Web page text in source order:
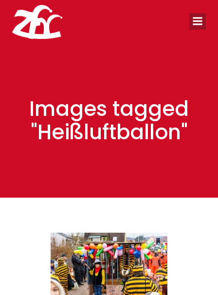
Images tagged
"Heißluftballon"